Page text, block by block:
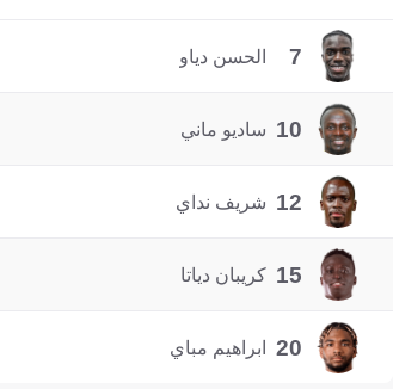
7 الحسن دياو
10 ساديو ماني
12 شريف نداي
15 كريبان دياتا
20 ابراهيم مباي